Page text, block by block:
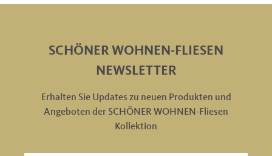
SCHÖNER WOHNEN-FLIESEN
NEWSLETTER
Erhalten Sie Updates zu neuen Produkten und
Angeboten der SCHÖNER WOHNEN-Fliesen
Kollektion